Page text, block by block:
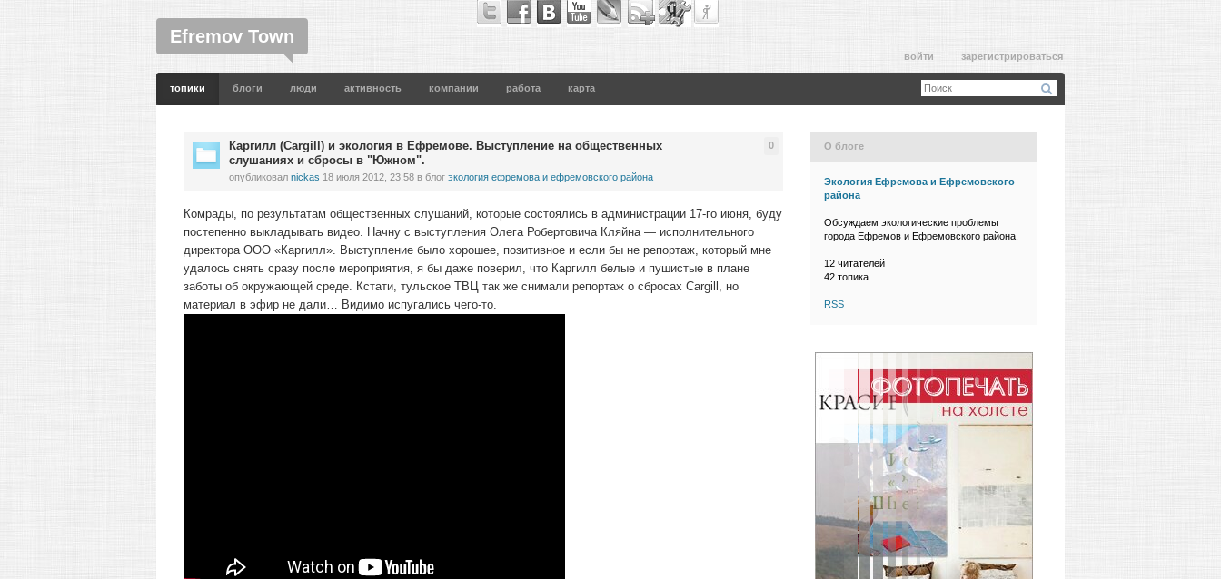
Efremov Town
войти зарегистрироваться
топики блоги люди активность компании работа карта
Каргилл (Cargill) и экология в Ефремове. Выступление на общественных
слушаниях и сбросы в "Южном".
опубликовал nickas 18 июля 2012, 23:58 в блог экология ефремова и ефремовского района
0
Комрады, по результатам общественных слушаний, которые состоялись в администрации 17-го июня, буду
постепенно выкладывать видео. Начну с выступления Олега Робертовича Кляйна — исполнительного
директора ООО «Каргилл». Выступление было хорошее, позитивное и если бы не репортаж, который мне
удалось снять сразу после мероприятия, я бы даже поверил, что Каргилл белые и пушистые в плане
заботы об окружающей среде. Кстати, тульское ТВЦ так же снимали репортаж о сбросах Cargill, но
материал в эфир не дали… Видимо испугались чего-то.
О блоге
Экология Ефремова и Ефремовского
района
Обсуждаем экологические проблемы
города Ефремов и Ефремовского района.
12 читателей
42 топика
RSS